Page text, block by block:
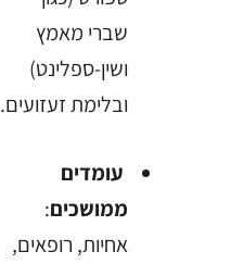
שברי מאמץ
ושין-ספלינט)
ובלימת זעזועים.
עומדים
ממושכים:
אחיות, רופאים,